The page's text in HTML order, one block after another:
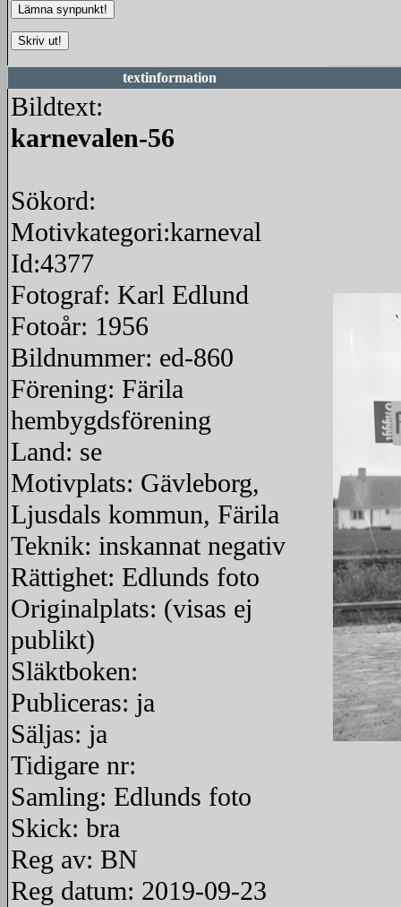
textinformation
Bildtext:
karnevalen-56
Sökord:
Motivkategori:karneval
Id:4377
Fotograf: Karl Edlund
Fotoår: 1956
Bildnummer: ed-860
Förening: Färila
hembygdsförening
Land: se
Motivplats: Gävleborg,
Ljusdals kommun, Färila
Teknik: inskannat negativ
Rättighet: Edlunds foto
Originalplats: (visas ej
publikt)
Släktboken:
Publiceras: ja
Säljas: ja
Tidigare nr:
Samling: Edlunds foto
Skick: bra
Reg av: BN
Reg datum: 2019-09-23